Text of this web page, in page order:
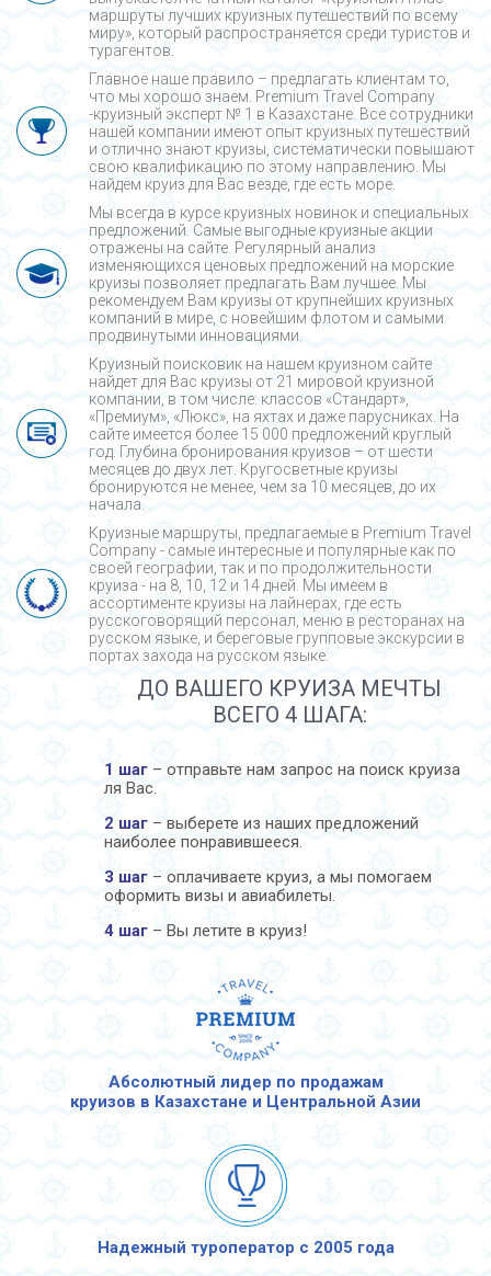
маршруты лучших круизных путешествий по всему
миру», который распространяется среди туристов и
турагентов.
Главное наше правило – предлагать клиентам то,
что мы хорошо знаем. Premium Travel Company
-круизный эксперт № 1 в Казахстане. Все сотрудники
нашей компании имеют опыт круизных путешествий
и отлично знают круизы, систематически повышают
свою квалификацию по этому направлению. Мы
найдем круиз для Вас везде, где есть море.
Мы всегда в курсе круизных новинок и специальных
предложений. Самые выгодные круизные акции
отражены на сайте. Регулярный анализ
изменяющихся ценовых предложений на морские
круизы позволяет предлагать Вам лучшее. Мы
рекомендуем Вам круизы от крупнейших круизных
компаний в мире, с новейшим флотом и самыми
продвинутыми инновациями.
Круизный поисковик на нашем круизном сайте
найдет для Вас круизы от 21 мировой круизной
компании, в том числе: классов «Стандарт»,
«Премиум», «Люкс», на яхтах и даже парусниках. На
сайте имеется более 15 000 предложений круглый
год. Глубина бронирования круизов – от шести
месяцев до двух лет. Кругосветные круизы
бронируются не менее, чем за 10 месяцев, до их
начала.
Круизные маршруты, предлагаемые в Premium Travel
Company - cамые интересные и популярные как по
своей географии, так и по продолжительности
круиза - на 8, 10, 12 и 14 дней. Мы имеем в
ассортименте круизы на лайнерах, где есть
русскоговорящий персонал, меню в ресторанах на
русском языке, и береговые групповые экскурсии в
портах захода на русском языке.
ДО ВАШЕГО КРУИЗА МЕЧТЫ
ВСЕГО 4 ШАГА:
1 шаг – отправьте нам запрос на поиск круиза
ля Вас.
2 шаг – выберете из наших предложений
наиболее понравившееся.
3 шаг – оплачиваете круиз, а мы помогаем
оформить визы и авиабилеты.
4 шаг – Вы летите в круиз!
Абсолютный лидер по продажам
круизов в Казахстане и Центральной Азии
Надежный туроператор с 2005 года